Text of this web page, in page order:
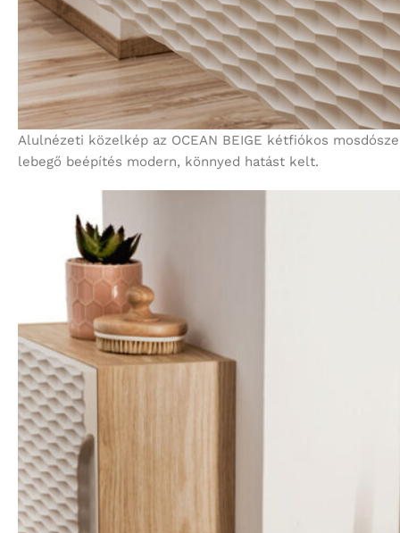
Alulnézeti közelkép az OCEAN BEIGE kétfiókos
lebegő beépítés modern, könnyed hatást kelt.